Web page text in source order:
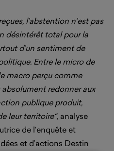
l’abstention n’est pas
désintérêt total pour la
d’un sentiment de
Entre le micro de
macro perçu comme
redonner aux
publique produit,
leur territoire“, analyse
de l’enquête et
et d’actions Destin